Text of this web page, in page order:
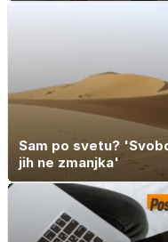
Sam po svetu?
jih ne zmanjka'